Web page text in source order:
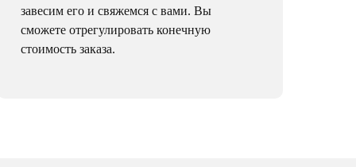
завесим его и свяжемся с вами. Вы
сможете отрегулировать конечную
стоимость заказа.